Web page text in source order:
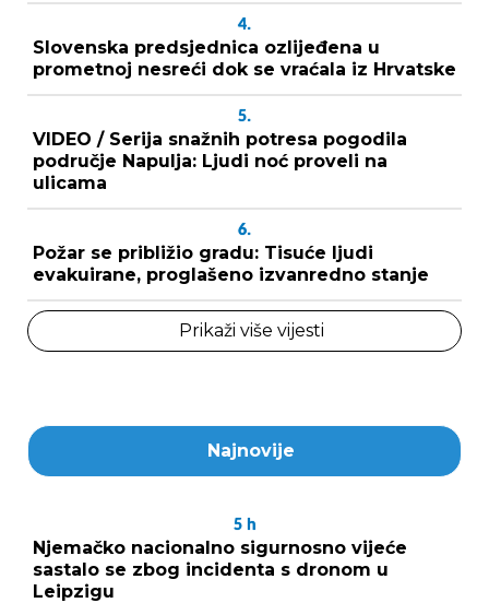
4.
Slovenska predsjednica ozlijeđena u
prometnoj nesreći dok se vraćala iz Hrvatske
5.
VIDEO / Serija snažnih potresa pogodila
područje Napulja: Ljudi noć proveli na
ulicama
6.
Požar se približio gradu: Tisuće ljudi
evakuirane, proglašeno izvanredno stanje
Prikaži više vijesti
Najnovije
5 h
Njemačko nacionalno sigurnosno vijeće
sastalo se zbog incidenta s dronom u
Leipzigu